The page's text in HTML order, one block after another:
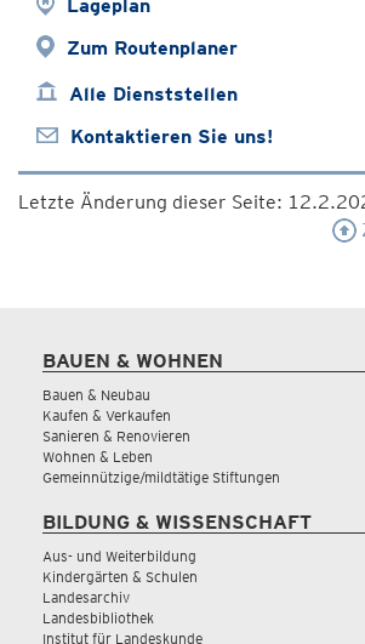
Lageplan
Zum Routenplaner
Alle Dienststellen
Kontaktieren Sie uns!
Letzte Änderung dieser Seite:
BAUEN & WOHNEN
Bauen & Neubau
Kaufen & Verkaufen
Sanieren & Renovieren
Wohnen & Leben
Gemeinnützige/mildtätige Stiftungen
BILDUNG & WISSENSCHAFT
Aus- und Weiterbildung
Kindergärten & Schulen
Landesarchiv
Landesbibliothek
Institut für Landeskunde